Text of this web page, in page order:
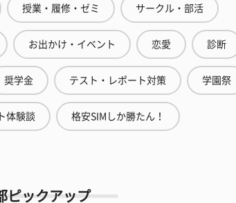
授業・履修・ゼミ サークル・部活
お出かけ・イベント 恋愛 診断
奨学金 テスト・レポート対策 学園祭
体験談 格安SIMしか勝たん！
ピックアップ